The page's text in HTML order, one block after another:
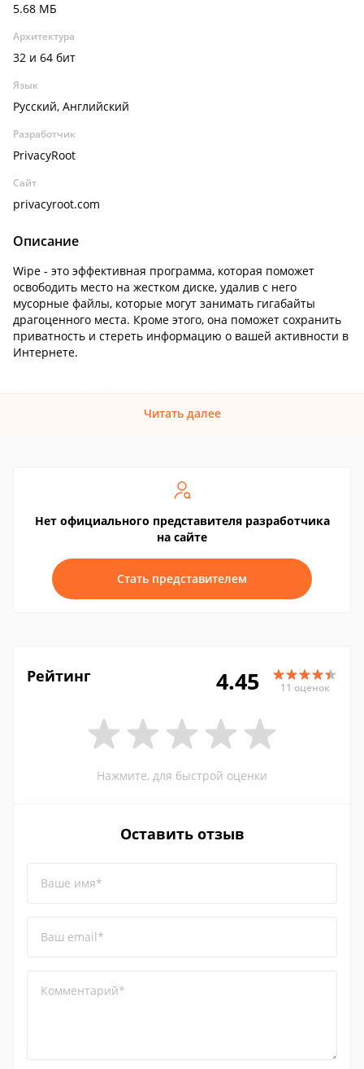
5.68 МБ
Архитектура
32 и 64 бит
Язык
Русский, Английский
Разработчик
PrivacyRoot
Сайт
privacyroot.com
Описание
Wipe - это эффективная программа, которая поможет
освободить место на жестком диске, удалив с него
мусорные файлы, которые могут занимать гигабайты
драгоценного места. Кроме этого, она поможет сохранить
приватность и стереть информацию о вашей активности в
Интернете.
Читать далее
Нет официального представителя разработчика
на сайте
Стать представителем
Рейтинг 4.45 11 оценок
Нажмите, для быстрой оценки
Оставить отзыв
Ваше имя*
Ваш email*
Комментарий*